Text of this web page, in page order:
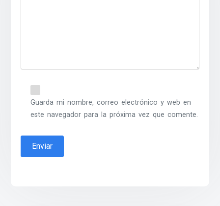
Guarda mi nombre, correo electrónico y web en
este navegador para la próxima vez que comente.